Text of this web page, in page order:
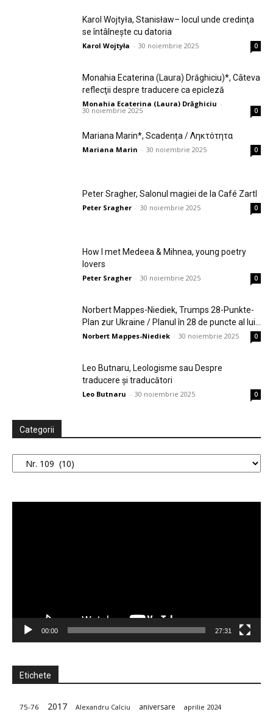
Karol Wojtyła, Stanisław– locul unde credinţa
se întâlneşte cu datoria
Karol Wojtyła - 30 noiembrie 2025 0
Monahia Ecaterina (Laura) Drăghiciu)*, Câteva
reflecţii despre traducere ca epicleză
Monahia Ecaterina (Laura) Drăghiciu -
30 noiembrie 2025 0
Mariana Marin*, Scadența / Ληκτότητα
Mariana Marin - 30 noiembrie 2025 0
Peter Sragher, Salonul magiei de la Café Zartl
Peter Sragher - 30 noiembrie 2025 0
How I met Medeea & Mihnea, young poetry
lovers
Peter Sragher - 30 noiembrie 2025 0
Norbert Mappes-Niediek, Trumps 28-Punkte-
Plan zur Ukraine / Planul în 28 de puncte al lui...
Norbert Mappes-Niediek - 30 noiembrie 2025 0
Leo Butnaru, Leologisme sau Despre
traducere și traducători
Leo Butnaru - 30 noiembrie 2025 0
Categorii
Categorii
00:00 27:31
Etichete
75-76 2017 Alexandru Calciu aniversare aprilie 2024